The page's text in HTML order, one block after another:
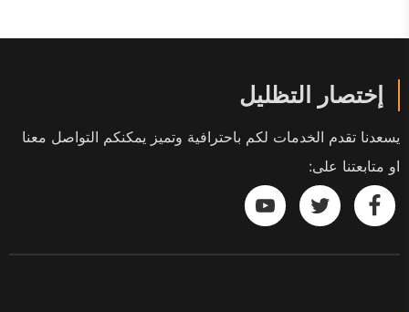
إختصار التظليل
يسعدنا تقدم الخدمات لكم باحترافية وتميز يمكنكم التواصل معنا
او متابعتنا على:
تابعنا تابعنا تابعنا